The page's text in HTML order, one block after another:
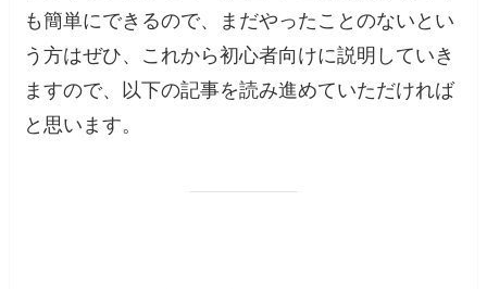
も簡単にできるので、まだやったことのないとい
う方はぜひ、これから初心者向けに説明していき
ますので、以下の記事を読み進めていただければ
と思います。